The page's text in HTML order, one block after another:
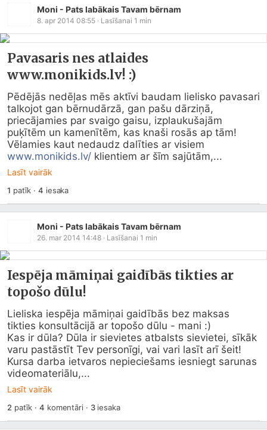
Moni - Pats labākais Tavam bērnam
8. apr 2014 08:55 · Lasīšanai 1 min
Pavasaris nes atlaides
www.monikids.lv! :)
Pēdējās nedēļas mēs aktīvi baudam lielisko pavasari
talkojot gan bērnudārzā, gan pašu dārziņā,
priecājamies par svaigo gaisu, izplaukušajām
puķītēm un kamenītēm, kas knaši rosās ap tām!
www.monikids.lv/ klientiem ar šīm sajūtām,...
Lasīt vairāk
1 patīk ·4 iesaka
Moni - Pats labākais Tavam bērnam
26. mar 2014 14:48 · Lasīšanai 1 min
Iespēja māmiņai gaidībās tikties ar
topošo dūlu!
Lieliska iespēja māmiņai gaidībās bez maksas
tikties konsultācijā ar topošo dūlu - mani :)
Kas ir dūla? Dūla ir sievietes atbalsts sievietei, sīkāk
varu pastāstīt Tev personīgi, vai vari lasīt arī šeit!
Kursa darba ietvaros nepieciešams iesniegt sarunas
videomateriālu,...
Lasīt vairāk
2 patīk ·4 komentāri · 3iesaka